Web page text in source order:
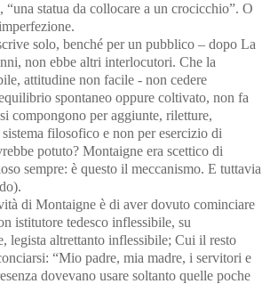
“una statua da collocare a un crocicchio”. O
solo, benché per un pubblico – dopo La
non ebbe altri interlocutori. Che la
attitudine non facile - non cedere
spontaneo oppure coltivato, non fa
compongono per aggiunte, riletture,
filosofico e non per esercizio di
potuto? Montaigne era scettico di
sempre: è questo il meccanismo. E tuttavia
di Montaigne è di aver dovuto cominciare
istitutore tedesco inflessibile, su
legista altrettanto inflessibile; Cui il resto
“Mio padre, mia madre, i servitori e
dovevano usare soltanto quelle poche